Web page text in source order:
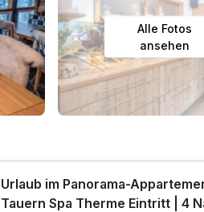
Alle Fotos
ansehen
Urlaub im Panorama-
Tauern Spa Therme Eintritt | 4